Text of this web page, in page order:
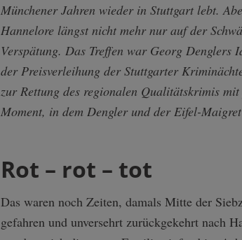
Münchener Jahren wieder in Stuttgart lebt.
Hannelore längst nicht mehr nur auf der
Verspätung. Das Treffen war Georg
der Preisverleihung der Stuttgarter
zur Rettung des regionalen Qualitätskrimis
Moment, in dem Dengler und der Eifel-
Rot – rot – tot
Das waren noch Zeiten, damals Mitte der
gefahren und unversehrt zurückgekehrt nach